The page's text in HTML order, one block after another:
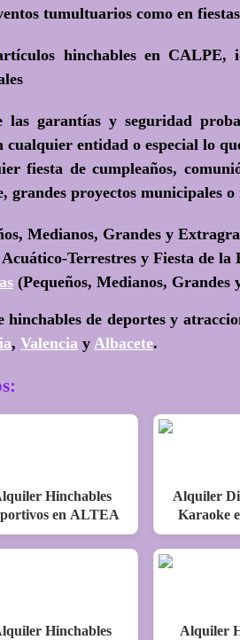
tumultuarios como en
hinchables en CALPE,
garantías y seguridad
entidad o especial lo
fiesta de cumpleaños,
grandes proyectos municipales o
Medianos, Grandes y
Terrestres y Fiesta de la
(Pequeños, Medianos, Grandes
de deportes y
, Valencia y Albacete.
Hinchables
en ALTEA
Hinchables
Alquiler
Karaoke
Alquiler